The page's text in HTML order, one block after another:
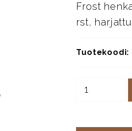
Frost
rst,
Tuotekoodi: